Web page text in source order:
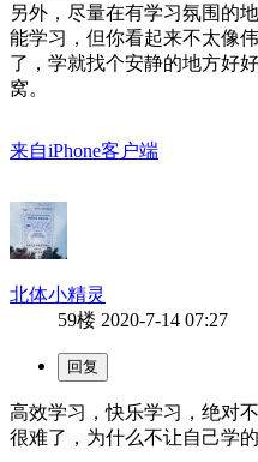
另外，尽量在有学习氛围的
能学习，但你看起来不太像
了，学就找个安静的地方好
窝。
来自iPhone客户端
北体小精灵
59楼 2020-7-14 07:27
高效学习，快乐学习，绝对
很难了，为什么不让自己学